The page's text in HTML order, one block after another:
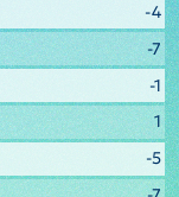
-4
-7
-1
1
-5